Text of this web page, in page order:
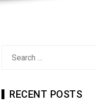
RECENT POSTS